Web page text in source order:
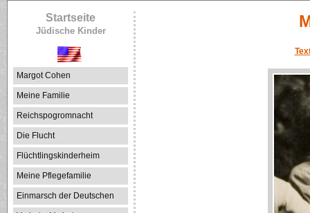
Startseite
Jüdische Kinder
Margot Cohen
Meine Familie
Reichspogromnacht
Die Flucht
Flüchtlingskinderheim
Meine Pflegefamilie
Einmarsch der Deutschen